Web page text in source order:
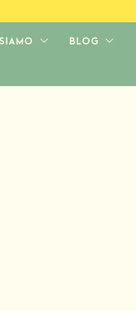
BLOG